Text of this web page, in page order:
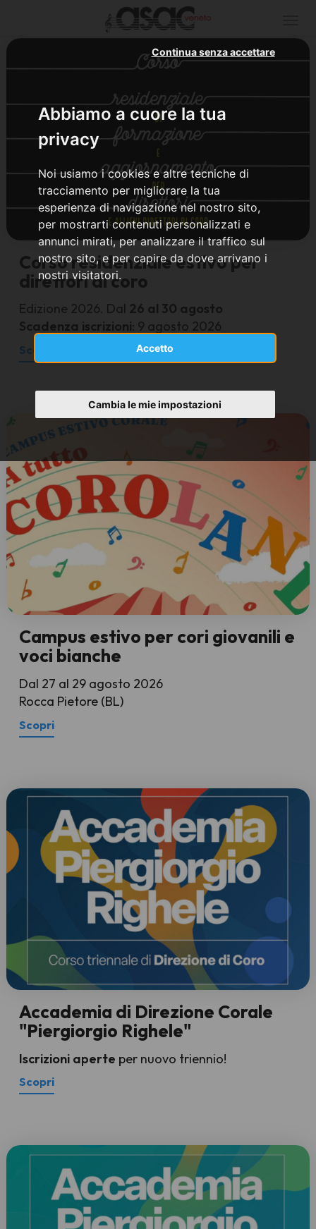
Abbiamo a cuore la tua
privacy
Noi usiamo i cookies e altre tecniche di
tracciamento per migliorare la tua
esperienza di navigazione nel nostro sito,
per mostrarti contenuti personalizzati e
annunci mirati, per analizzare il traffico sul
nostro sito, e per capire da dove arrivano i
nostri visitatori.
Accetto
Continua senza accettare
Cambia le mie impostazioni
Corso residenziale estivo per
direttori di coro
Edizione 2026. Dal 26 al 30 agosto
Scadenza iscrizioni: 9 agosto 2026
Scopri
Campus estivo per cori giovanili e
voci bianche
Dal 27 al 29 agosto 2026
Rocca Pietore (BL)
Scopri
Accademia di Direzione Corale
"Piergiorgio Righele"
Iscrizioni aperte per nuovo triennio!
Scopri